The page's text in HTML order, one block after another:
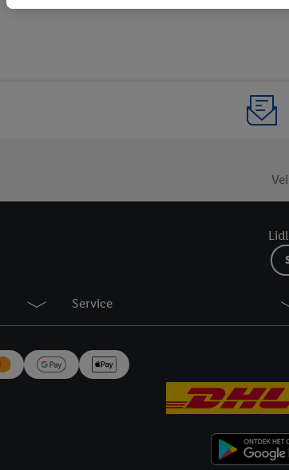
klant
Service
eerder interesse hebt getoond (bijvoorbeeld door het
Onder "Aanpassen" kun je aangeven met welke
verwerkingsdoeleinden je instemt. Verder kan je er
Door op "Akkoord" te klikken, stem je in met alle
inclusief over de opslagperiode van de gegevens en